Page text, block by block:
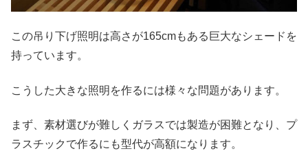
この吊り下げ照明は高さが165cmもある巨大なシェードを
持っています。
こうした大きな照明を作るには様々な問題があります。
まず、素材選びが難しくガラスでは製造が困難となり、プ
ラスチックで作るにも型代が高額になります。